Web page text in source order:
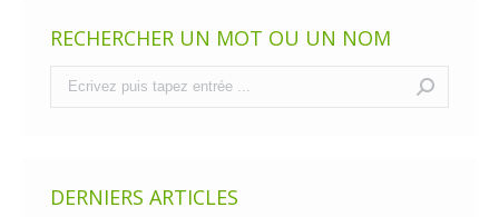
RECHERCHER UN MOT OU UN NOM
DERNIERS ARTICLES